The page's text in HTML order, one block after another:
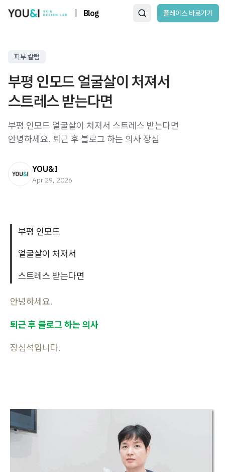
Blog 플레이스 바로가기
피부 칼럼
부평 인모드 얼굴살이 처져서
스트레스 받는다면
부평 인모드 얼굴살이 처져서 스트레스 받는다면
안녕하세요. 퇴근 후 블로그 하는 의사 장심
YOU&I
Apr 29, 2026
부평 인모드
얼굴살이 처져서
스트레스 받는다면
안녕하세요.
퇴근 후 블로그 하는 의사
장심석입니다.